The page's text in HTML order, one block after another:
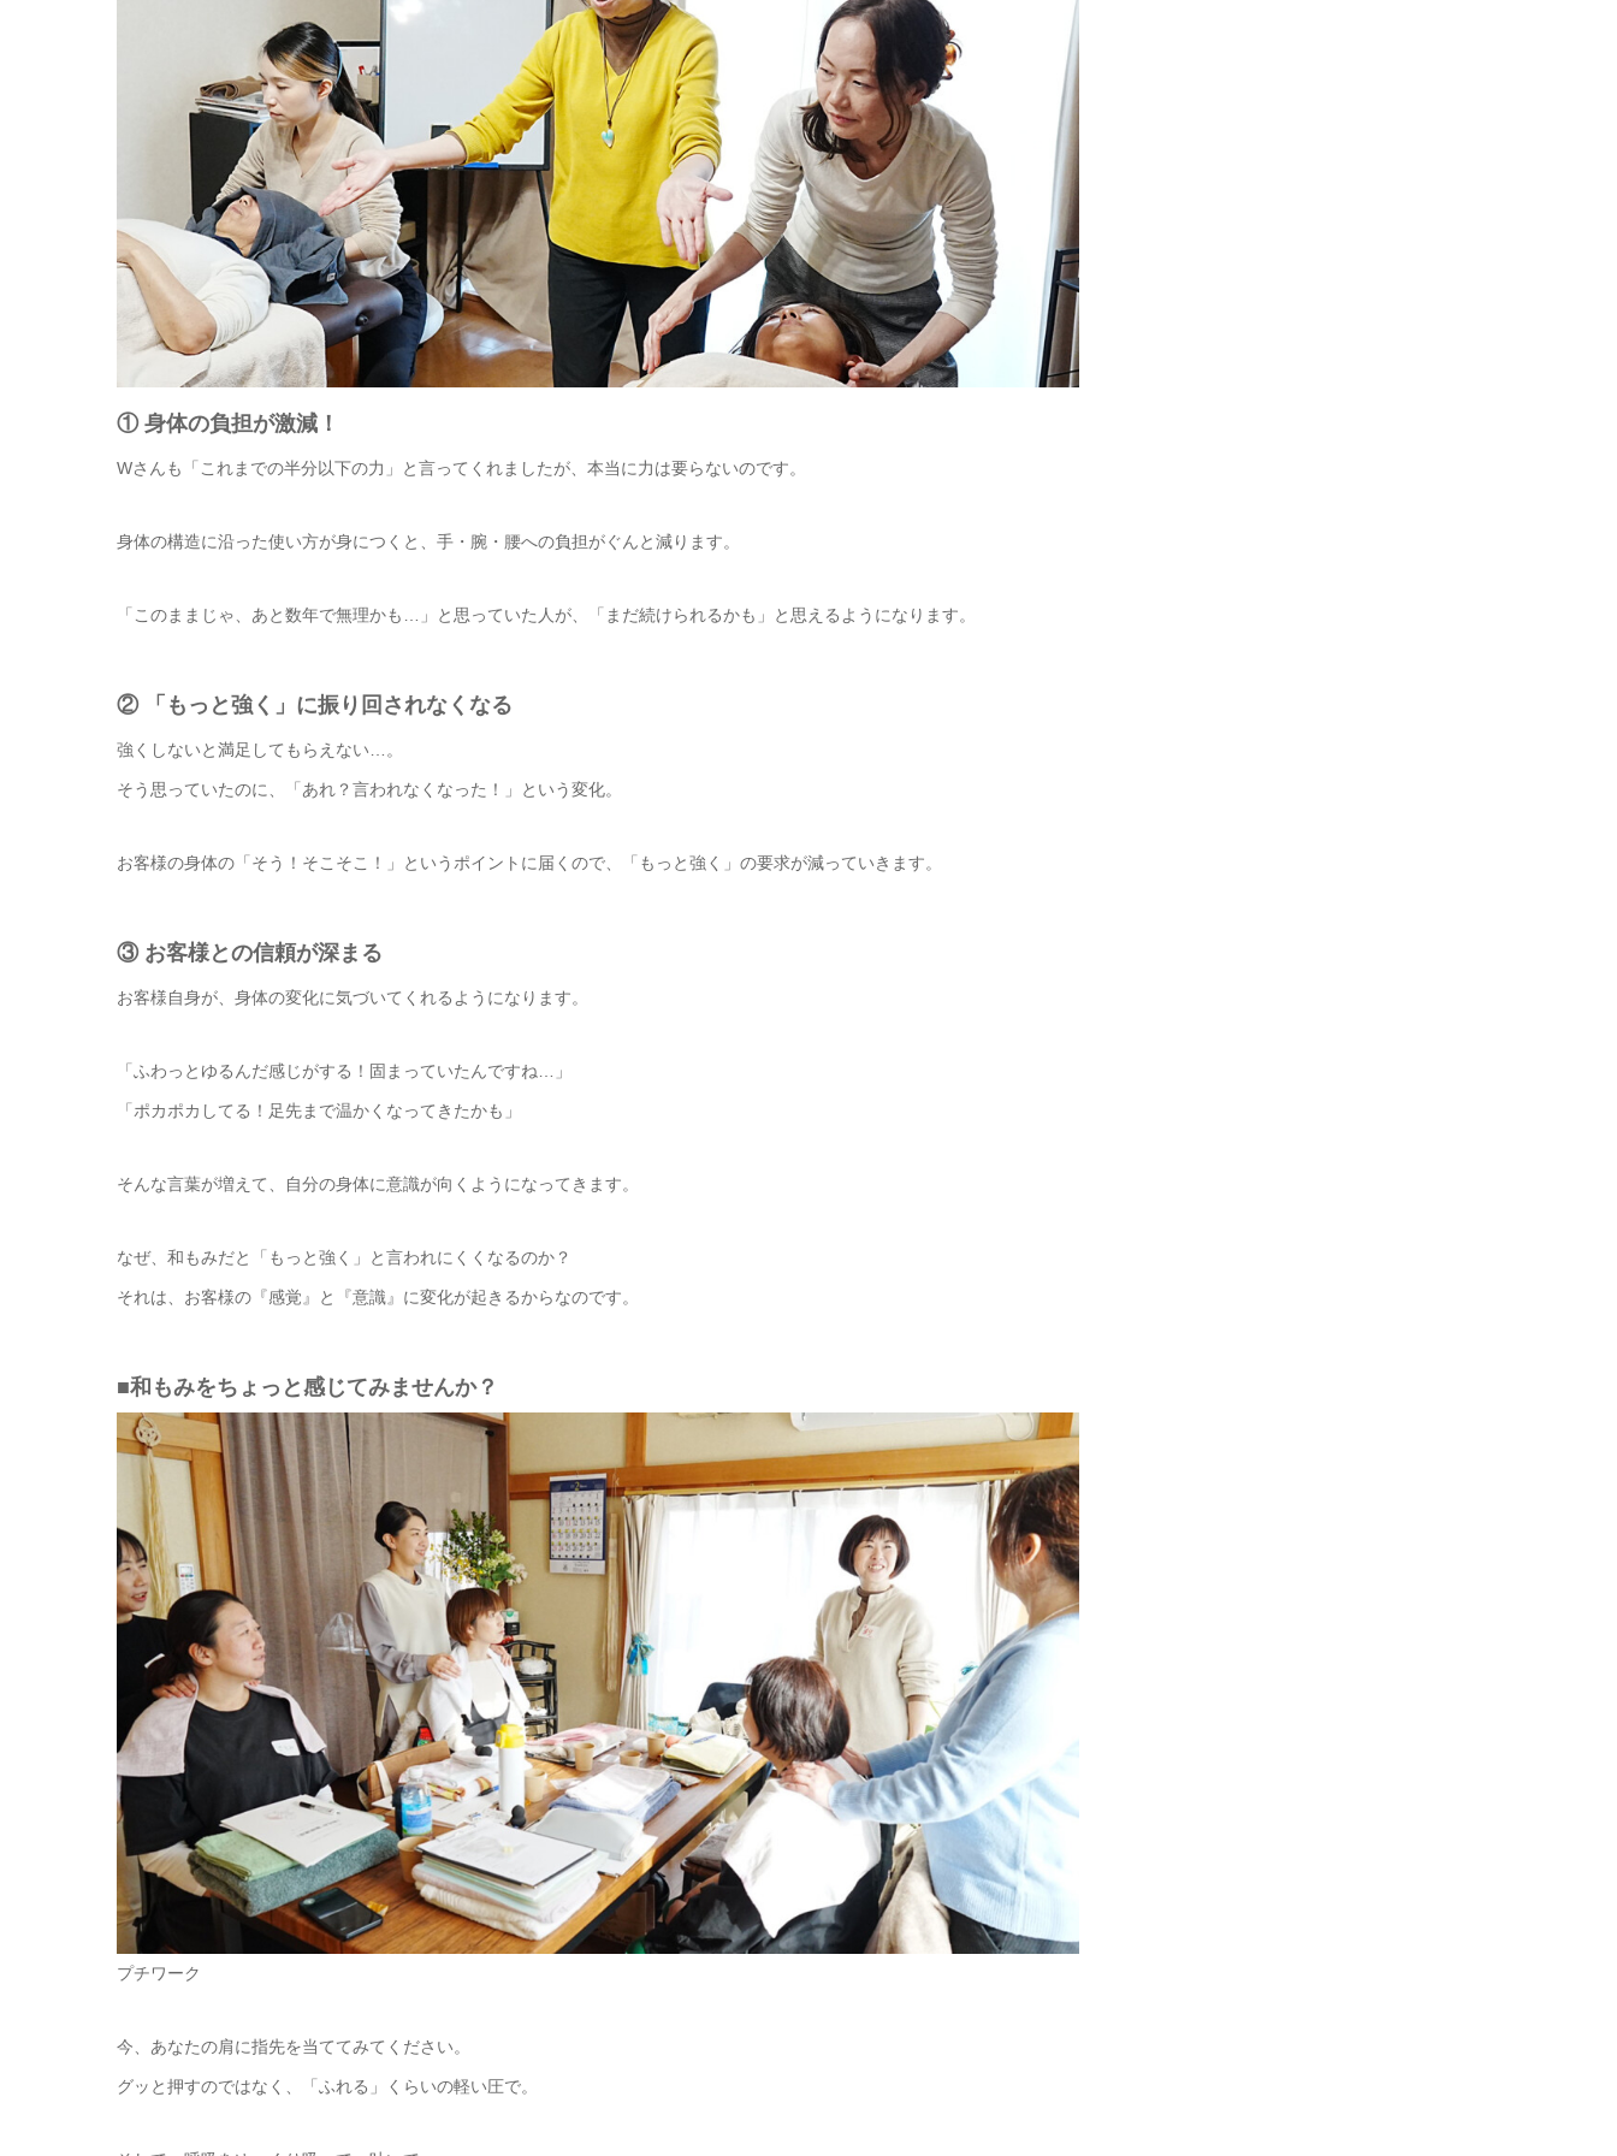
① 身体の負担が激減！
Wさんも「これまでの半分以下の力」と言ってくれましたが、本当に力は要らないのです。
身体の構造に沿った使い方が身につくと、手・腕・腰への負担がぐんと減ります。
「このままじゃ、あと数年で無理かも…」と思っていた人が、「まだ続けられるかも」と思えるようになります。
② 「もっと強く」に振り回されなくなる
強くしないと満足してもらえない…。
そう思っていたのに、「あれ？言われなくなった！」という変化。
お客様の身体の「そう！そこそこ！」というポイントに届くので、「もっと強く」の要求が減っていきます。
③ お客様との信頼が深まる
お客様自身が、身体の変化に気づいてくれるようになります。
「ふわっとゆるんだ感じがする！固まっていたんですね…」
「ポカポカしてる！足先まで温かくなってきたかも」
そんな言葉が増えて、自分の身体に意識が向くようになってきます。
なぜ、和もみだと「もっと強く」と言われにくくなるのか？
それは、お客様の『感覚』と『意識』に変化が起きるからなのです。
■和もみをちょっと感じてみませんか？
プチワーク
今、あなたの肩に指先を当ててみてください。
グッと押すのではなく、「ふれる」くらいの軽い圧で。